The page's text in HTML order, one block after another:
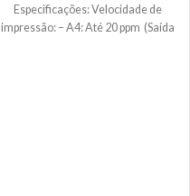
Especificações: Velocidade de
impressão: – A4: Até 20 ppm (Saída